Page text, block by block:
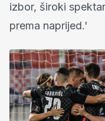
izbor, široki
prema naprijed.'